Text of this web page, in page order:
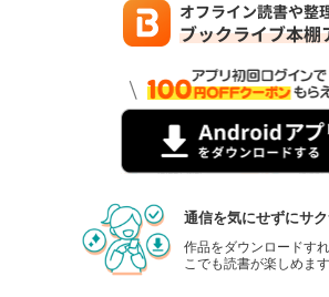
通信を気にせずにサ
作品をダウンロードす
こでも読書が楽しめます